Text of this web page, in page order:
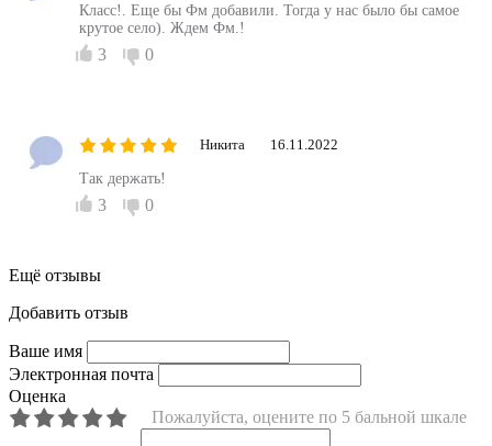
Класс!. Еще бы Фм добавили. Тогда у нас было бы самое
крутое село). Ждем Фм.!
3 0
Никита 16.11.2022
Так держать!
3 0
Ещё отзывы
Добавить отзыв
Ваше имя
Электронная почта
Оценка
Пожалуйста, оцените по 5 бальной шкале